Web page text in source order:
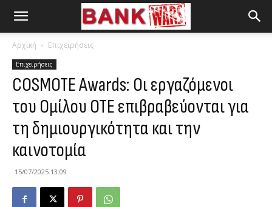
Αρχική Επιχειρήσεις
Επιχειρήσεις
COSMOTE Awards: Oι εργαζόμενοι
του Ομίλου ΟΤΕ επιβραβεύονται για
τη δημιουργικότητα και την
καινοτομία
15/07/2025 13:09